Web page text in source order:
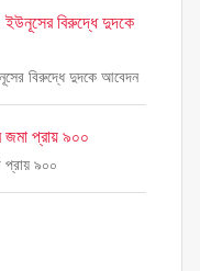
ইউনূসের বিরুদ্ধে দুদকে
বিরুদ্ধে দুদকে আবেদন
জমা প্রায় ৯০০
প্রায় ৯০০